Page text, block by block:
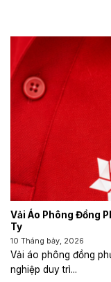
Vải Áo Phông Đồng
Ty
10 Tháng bảy, 2026
Vải áo phông đồng
nghiệp duy trì...